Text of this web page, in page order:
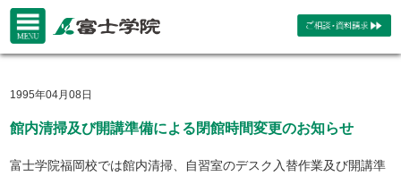
1995年04月08日
館内清掃及び開講準備による閉館時間変更のお知らせ
富士学院福岡校では館内清掃、自習室のデスク入替作業及び開講準